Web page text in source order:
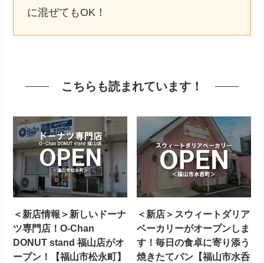
に混ぜてもOK！
こちらも読まれています！
＜新店情報＞新しいドーナ
ツ専門店！O-Chan
DONUT stand 福山店がオ
ープン！【福山市松永町】
＜新店＞スウィートダリア
ベーカリーがオープンしま
す！毎日の食卓に寄り添う
焼きたてパン【福山市水呑